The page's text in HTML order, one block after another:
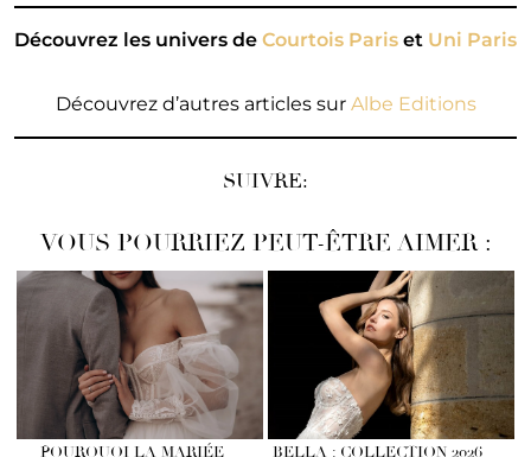
Découvrez les univers de Courtois Paris et Uni Paris
Découvrez d’autres articles sur Albe Editions
SUIVRE:
VOUS POURRIEZ PEUT-ÊTRE AIMER :
POURQUOI LA MARIÉE
BELLA : COLLECTION 2026 –